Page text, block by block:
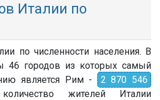
Италии по
по численности населения. В
46 городов из которых самый
является Рим -
2 870 546
жителей Италии